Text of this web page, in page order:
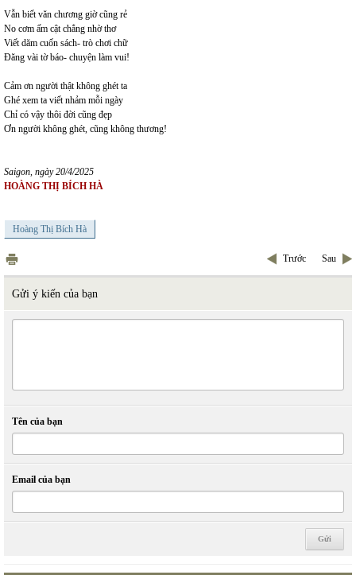
Vẫn biết văn chương giờ cũng rẻ
No cơm ấm cật chẳng nhờ thơ
Viết dăm cuốn sách- trò chơi chữ
Đăng vài tờ báo- chuyện làm vui!
Cảm ơn người thật không ghét ta
Ghé xem ta viết nhảm mỗi ngày
Chỉ có vậy thôi đời cũng đẹp
Ơn người không ghét, cũng không thương!
Saigon, ngày 20/4/2025
HOÀNG THỊ BÍCH HÀ
Hoàng Thị Bích Hà
Trước Sau
Gửi ý kiến của bạn
Tên của bạn
Email của bạn